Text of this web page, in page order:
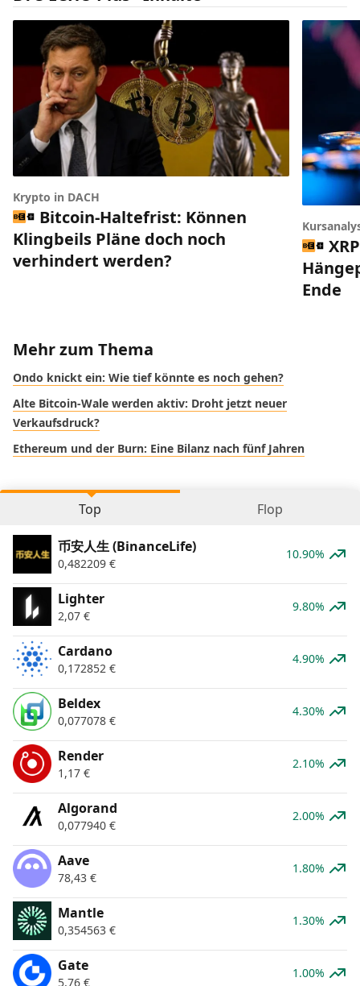
Krypto in DACH
Bitcoin-Haltefrist: Können
Klingbeils Pläne doch noch
verhindert werden?
Ende
Mehr zum Thema
Ondo knickt ein: Wie tief könnte es noch gehen?
Alte Bitcoin-Wale werden aktiv: Droht jetzt neuer
Verkaufsdruck?
Ethereum und der Burn: Eine Bilanz nach fünf Jahren
Top Flop
币安人生 (BinanceLife)
0,482209 €
10.90%
Lighter
2,07 €
9.80%
Cardano
0,172852 €
4.90%
Beldex
0,077078 €
4.30%
Render
1,17 €
2.10%
Algorand
0,077940 €
2.00%
Aave
78,43 €
1.80%
Mantle
0,354563 €
1.30%
Gate
5,76 €
1.00%